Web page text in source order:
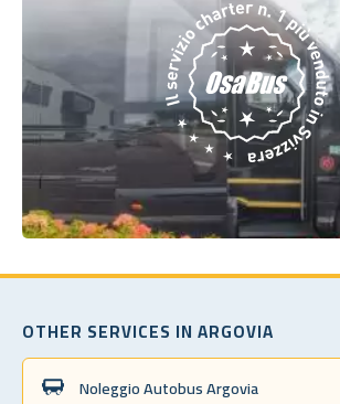
OTHER SERVICES IN ARGOVIA
Noleggio Autobus Argovia